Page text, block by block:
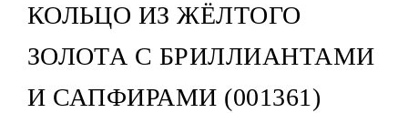
КОЛЬЦО ИЗ ЖЁЛТОГО
ЗОЛОТА С БРИЛЛИАНТАМИ
И САПФИРАМИ (001361)